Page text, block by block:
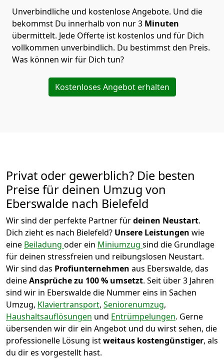
Unverbindliche und kostenlose Angebote. Und die
bekommst Du innerhalb von nur3 Minuten
übermittelt. Jede Offerte ist kostenlos und für Dich
vollkommen unverbindlich. Du bestimmst den Preis.
Was können wir für Dich tun?
Kostenloses Angebot erhalten
Privat oder gewerblich? Die besten
Preise für deinen Umzug von
Eberswalde nach Bielefeld
Wir sind der perfekte Partner fürdeinen Neustart.
Dich zieht es nach Bielefeld? Unsere Leistungen wie
eine Beiladung oder ein Miniumzug sind die Grundlage
für deinen stressfreien und reibungslosen Neustart.
Wir sind das Profiunternehmen aus Eberswalde, das
deineAnsprüche zu 100 % umsetzt. Seit über 3 Jahren
sind wir in Eberswalde die Nummer eins in Sachen
Umzug, Klaviertransport, Seniorenumzug,
Haushaltsauflösungen und Entrümpelungen. Gerne
übersenden wir dir ein Angebot und du wirst sehen, die
professionelle Lösung istweitaus kostengünstiger, als
du dir es vorgestellt hast.